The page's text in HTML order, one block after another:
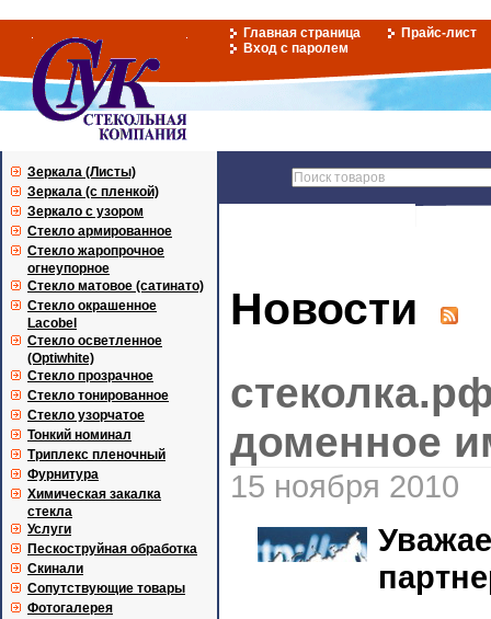
Главная страница
Прайс-лист
Вход с паролем
Зеркала (Листы)
Зеркала (с пленкой)
Зеркало с узором
Стекло армированное
Стекло жаропрочное
огнеупорное
Стекло матовое (сатинато)
Стекло окрашенное
Lacobel
Стекло осветленное
(Optiwhite)
Стекло прозрачное
Стекло тонированное
Стекло узорчатое
Тонкий номинал
Триплекс пленочный
Фурнитура
Химическая закалка
стекла
Услуги
Пескоструйная обработка
Скинали
Сопутствующие товары
Фотогалерея
Новости
доменное
15 ноября 2010